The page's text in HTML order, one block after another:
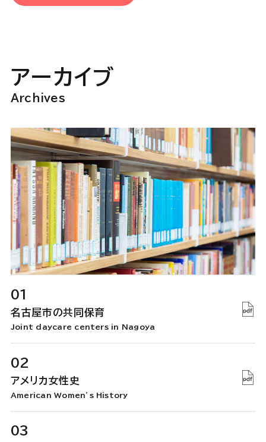
アーカイブ
Archives
01
名古屋市の共同保育
Joint daycare centers in Nagoya
02
アメリカ女性史
American Women’s History
03